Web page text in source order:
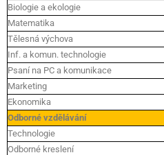
Biologie a ekologie
Matematika
Tělesná výchova
Inf. a komun. technologie
Psaní na PC a komunikace
Marketing
Ekonomika
Odborné vzdělávání
Technologie
Odborné kreslení